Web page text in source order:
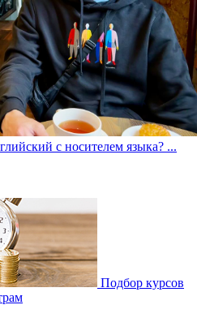
с носителем языка? ...
Подбор курсов